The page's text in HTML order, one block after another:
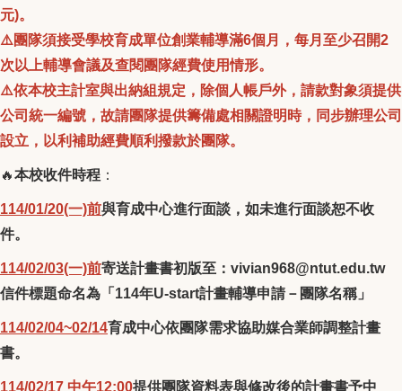
元)。
⚠️團隊須接受學校育成單位創業輔導滿6個月，每月至少召開2
次以上輔導會議及查閱團隊經費使用情形。
⚠️依本校主計室與出納組規定，除個人帳戶外，請款對象須提供
公司統一編號，故請團隊提供籌備處相關證明時，同步辦理公司
設立，以利補助經費順利撥款於團隊。
🔥本校收件時程 ：
114/01/20(一)前與育成中心進行面談，如未進行面談恕不收
件。
114/02/03(一)前寄送計畫書初版至：vivian968@ntut.edu.tw
信件標題命名為「114年U-start計畫輔導申請－團隊名稱」
114/02/04~02/14育成中心依團隊需求協助媒合業師調整計畫
書。
114/02/17 中午12:00提供團隊資料表與修改後的計畫書予中